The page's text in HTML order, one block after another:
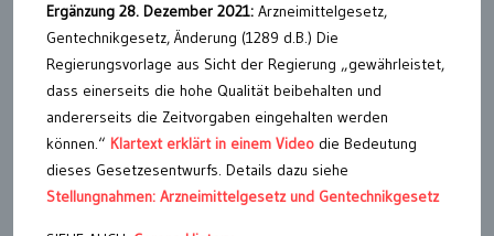
Ergänzung 28. Dezember 2021: Arzneimittelgesetz,
Gentechnikgesetz, Änderung (1289 d.B.) Die
Regierungsvorlage aus Sicht der Regierung „gewährleistet,
dass einerseits die hohe Qualität beibehalten und
andererseits die Zeitvorgaben eingehalten werden
können.“ Klartext erklärt in einem Video die Bedeutung
dieses Gesetzesentwurfs. Details dazu siehe
Stellungnahmen: Arzneimittelgesetz und Gentechnikgesetz